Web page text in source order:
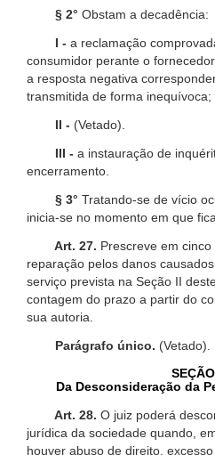
§ 2° Obstam a decadência:
I - a reclamação
consumidor perante o
a resposta negativa
transmitida de forma inequívoca;
II - (Vetado).
III - a instauração de
encerramento.
§ 3° Tratando-se de vício
inicia-se no momento em que
Art. 27. Prescreve em
reparação pelos danos
serviço prevista na Seção II
contagem do prazo a partir do
sua autoria.
Parágrafo único. (Vetado).
Da Desconsideração da
Art. 28. O juiz poderá
jurídica da sociedade quando,
houver abuso de direito,